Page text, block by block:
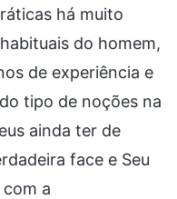
há muito
do homem,
de experiência e
tipo de noções na
ainda ter de
face e Seu
a